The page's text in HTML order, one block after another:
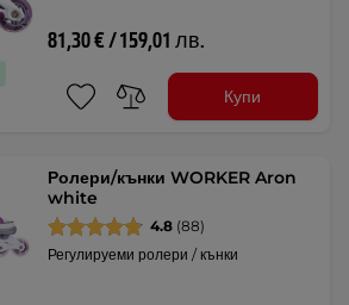
81,30 € / 159,01 лв.
Купи
Ролери/кънки WORKER Aron
white
4.8 (88)
Регулируеми ролери / кънки